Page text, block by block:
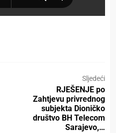
Sljedeći
RJEŠENJE pо
Zahtjevu privrednog
subjekta Dioničko
društvo BH Telecom
Sarajevo,…